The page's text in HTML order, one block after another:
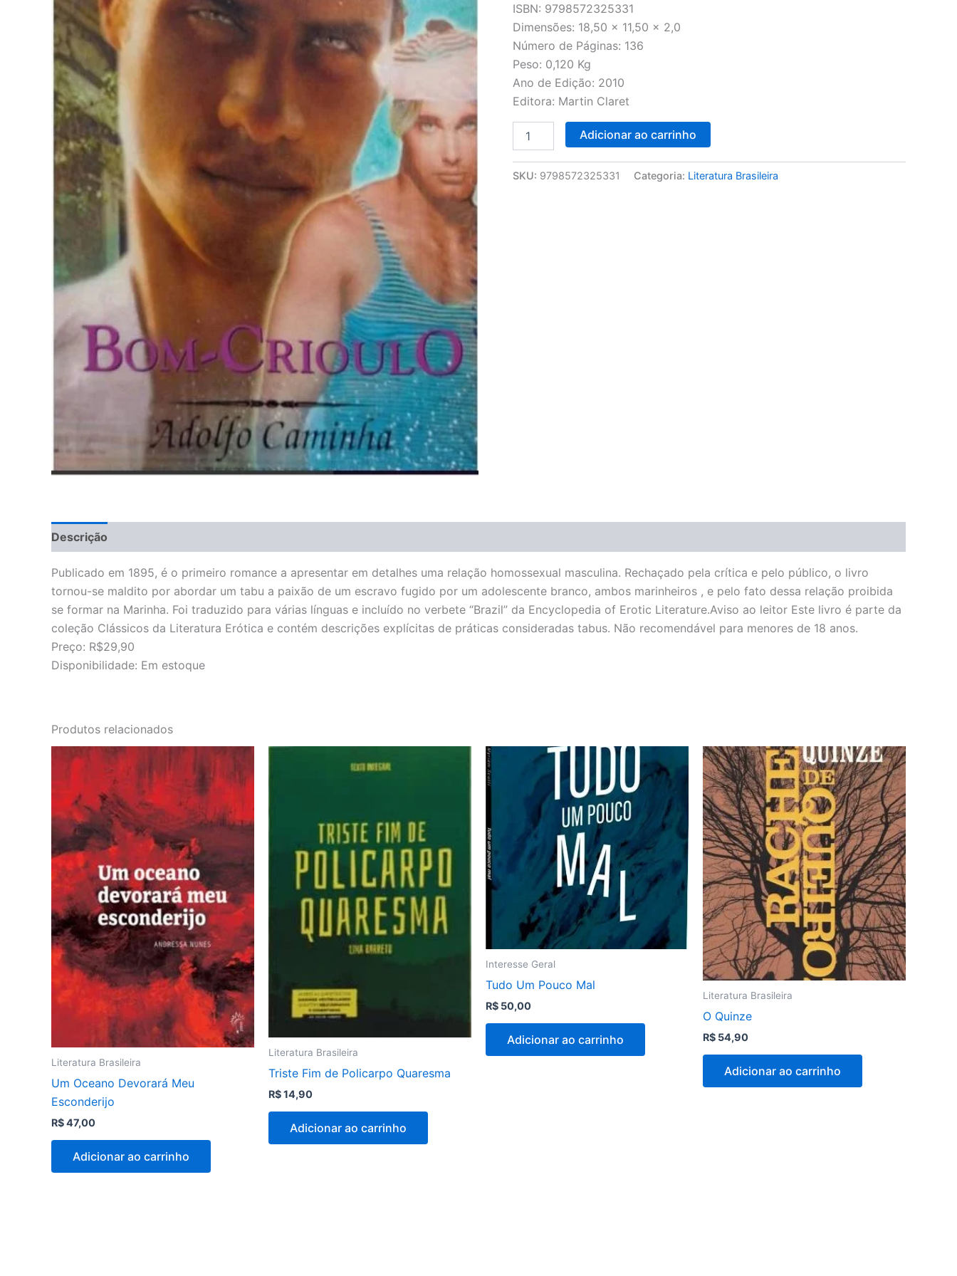
ISBN: 9798572325331
Dimensões: 18,50 x 11,50 x 2,0
Número de Páginas: 136
Peso: 0,120 Kg
Ano de Edição: 2010
Editora: Martin Claret
Adicionar ao carrinho
SKU: 9798572325331 Categoria: Literatura Brasileira
Descrição
Publicado em 1895, é o primeiro romance a apresentar em detalhes uma relação homossexual masculina. Rechaçado pela crítica e pelo público, o livro
tornou-se maldito por abordar um tabu a paixão de um escravo fugido por um adolescente branco, ambos marinheiros , e pelo fato dessa relação proibida
se formar na Marinha. Foi traduzido para várias línguas e incluído no verbete “Brazil” da Encyclopedia of Erotic Literature.Aviso ao leitor Este livro é parte da
coleção Clássicos da Literatura Erótica e contém descrições explícitas de práticas consideradas tabus. Não recomendável para menores de 18 anos.
Preço: R$29,90
Disponibilidade: Em estoque
Produtos relacionados
Literatura Brasileira
Um Oceano Devorará Meu
Esconderijo
R$47,00
Adicionar ao carrinho
Literatura Brasileira
Triste Fim de Policarpo Quaresma
R$14,90
Adicionar ao carrinho
Interesse Geral
Tudo Um Pouco Mal
R$ 50,00
Adicionar ao carrinho
Literatura Brasileira
O Quinze
R$ 54,90
Adicionar ao carrinho